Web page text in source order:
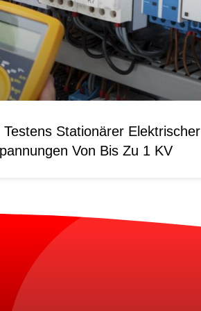
Stationärer Elektrischer
Von Bis Zu 1 KV